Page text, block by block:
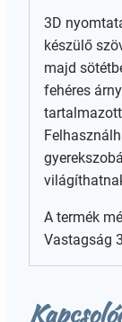
3D
készülő
majd
fehéres
A termék
Vastagság